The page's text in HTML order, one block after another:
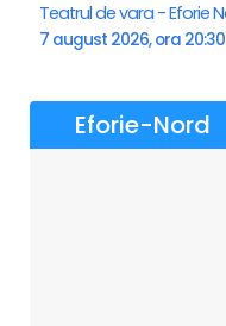
7 august 2026, ora 20:30
Eforie-Nord